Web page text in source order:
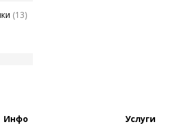
(13)
Инфо Услуги